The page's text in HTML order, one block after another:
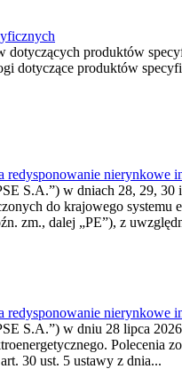
produktów
dotyczące produktów
redysponowanie
S.A.”) w dniach 28, 29,
do krajowego
zm., dalej „PE”), z
redysponowanie
S.A.”) w dniu 28 lipca
Polecenia
30 ust. 5 ustawy z dnia...